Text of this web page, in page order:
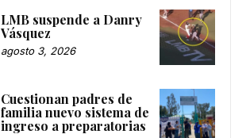
LMB suspende a Danry
Vásquez
agosto 3, 2026
Cuestionan padres de
familia nuevo sistema de
ingreso a preparatorias